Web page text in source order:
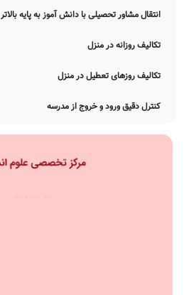
انتقال مشاور تحصیلی با دانش آموز به پایه بالاتر
تکالیف روزانه در منزل
تکالیف روزهای تعطیل در منزل
کنترل دقیق ورود و خروج از مدرسه